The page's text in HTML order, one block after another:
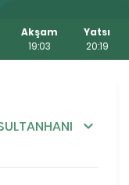
Akşam
19:03
Yatsı
20:19